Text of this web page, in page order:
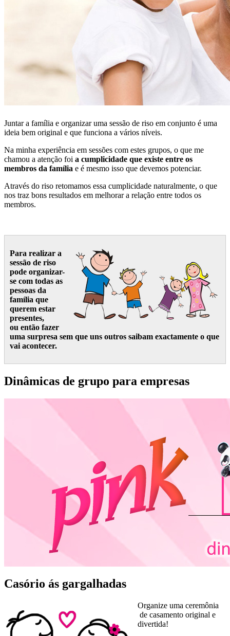
Juntar a família e organizar uma sessão de riso em conjunto é uma
ideia bem original e que funciona a vários níveis.
Na minha experiência em sessões com estes grupos, o que me
chamou a atenção foi a cumplicidade que existe entre os
membros da família e é mesmo isso que devemos potenciar.
Através do riso retomamos essa cumplicidade naturalmente, o que
nos traz bons resultados em melhorar a relação entre todos os
membros.
Para realizar a
sessão de riso
pode organizar-
se com todas as
pessoas da
família que
querem estar
presentes,
ou então fazer
uma surpresa sem que uns outros saibam exactamente o que
vai acontecer.
Dinâmicas de grupo para empresas
Casório ás gargalhadas
Organize uma ceremônia
de casamento original e
divertida!